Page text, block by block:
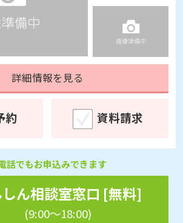
詳細情報を見る
約 資料請求
話でもお申込みできます
ん相談室窓口 [無料]
(9:00～18:00)